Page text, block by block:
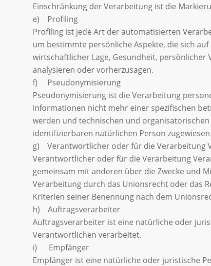
Einschränkung der Verarbeitung ist die
e) Profiling
Profiling ist jede Art der automatisierten
um bestimmte persönliche Aspekte, die sich
wirtschaftlicher Lage, Gesundheit,
analysieren oder vorherzusagen.
f) Pseudonymisierung
Pseudonymisierung ist die Verarbeitung
Informationen nicht mehr einer spezifischen
werden und technischen und
identifizierbaren natürlichen Person
g) Verantwortlicher oder für die Verarbeitung
Verantwortlicher oder für die Verarbeitung
gemeinsam mit anderen über die Zwecke und
Verarbeitung durch das Unionsrecht oder das
Kriterien seiner Benennung nach dem
h) Auftragsverarbeiter
Auftragsverarbeiter ist eine natürliche oder
Verantwortlichen verarbeitet.
i) Empfänger
Empfänger ist eine natürliche oder juristische